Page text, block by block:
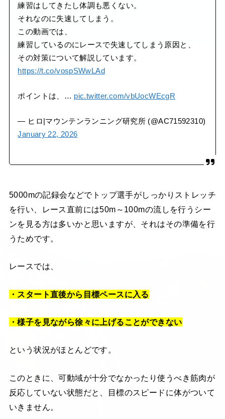
練習はしてきたし体調も悪くない。
それなのに失速してしまう。
この動画では、
練習しているのにレースで失速してしまう原因と、
その対策について解説しています。
https://t.co/vospSWwLAd
ポイントは、… pic.twitter.com/vbUocWEcgR
— ヒロ|マウンテンランニング研究所 (@AC71592310)
January 22, 2026
5000mの記録会などでトップ選手がしっかりストレッチ
を行い、レース直前には50m～100mの流しを行うシー
ンを見る方は多いかと思いますが、それはその準備を行
うためです。
レースでは、
・スタート直後から目標ペースに入る
・様子を見ながら徐々に上げることができない
という状況がほとんどです。
このときに、可動域が十分でなかったり使うべき筋肉が
反応していない状態だと、目標のスピードに体がついて
いきません。